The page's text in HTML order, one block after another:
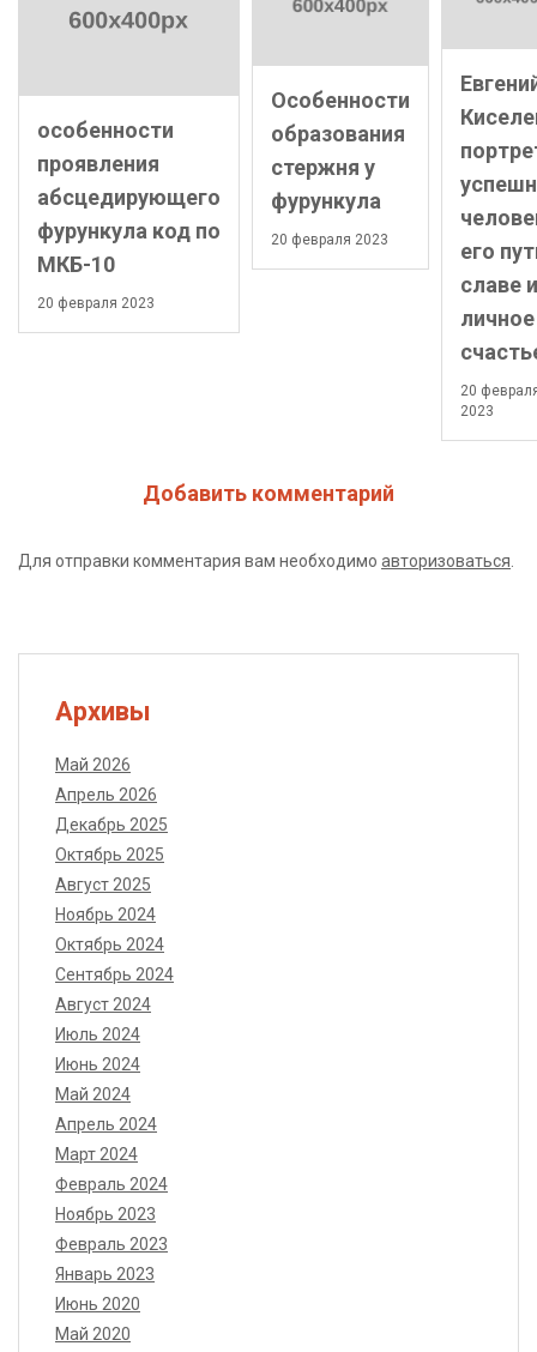
особенности
проявления
абсцедирующего
фурункула код по
МКБ-10
20 февраля 2023
Особенности
образования
стержня у
фурункула
20 февраля 2023
его
славе и
личное
20
2023
Добавить комментарий
Для отправки комментария вам необходимо авторизоваться
Архивы
Май 2026
Апрель 2026
Декабрь 2025
Октябрь 2025
Август 2025
Ноябрь 2024
Октябрь 2024
Сентябрь 2024
Август 2024
Июль 2024
Июнь 2024
Май 2024
Апрель 2024
Март 2024
Февраль 2024
Ноябрь 2023
Февраль 2023
Январь 2023
Июнь 2020
Май 2020